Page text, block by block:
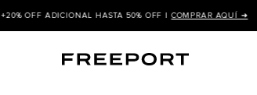
+20% OFF ADICIONAL HASTA 50% OFF |COMPRAR AQUÍ ➜